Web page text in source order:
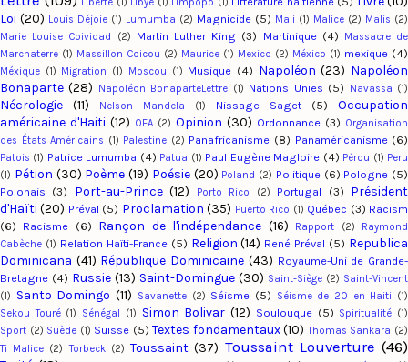
Loi (20) Louis Déjoie (1) Lumumba (2) Magnicide (5) Mali (1) Malice (2) Malis (2)
Marie Louise Coividad
(2) Martin Luther King (3) Martinique (4)
Massacre de
Marchaterre (1) Massillon Coicou (2) Maurice (1) Mexico (2) México (1) mexique (4)
Méxique (1) Migration (1) Moscou (1) Musique (4) Napoléon (23) Napoléon
Bonaparte (28) Napoléon BonaparteLettre (1) Nations Unies (5) Navassa (1)
Nécrologie (11) Nelson Mandela (1) Nissage Saget (5)
Occupation
américaine d'Haiti (12) OEA (2) Opinion (30) Ordonnance (3) Organisation
des États Américains (1) Palestine (2) Panafricanisme (8) Panaméricanisme (6)
Patois (1) Patrice Lumumba (4) Patua (1) Paul Eugène Magloire (4) Pérou (1) Peru
(1) Pétion (30) Poème (19) Poésie (20) Poland (2) Politique (6) Pologne (5)
Polonais (3) Port-au-Prince (12) Porto Rico (2) Portugal (3) Président
d'Haïti (20) Préval (5) Proclamation (35) Puerto Rico (1) Québec (3) Racism
(6) Racisme (6) Rançon de l'indépendance (16) Rapport (2)
Raymond
Cabèche (1) Relation Haïti-France (5) Religion (14) René Préval (5) Republica
Dominicana (41) République Dominicaine (43) Royaume-Uni de Grande-
Bretagne (4) Russie (13) Saint-Domingue (30) Saint-Siège (2) Saint-Vincent
(1)
Santo Domingo (11) Savanette (2) Séisme (5) Séisme de 20 en Haiti
(1)
Sekou Touré (1) Sénégal (1) Simon Bolivar (12) Soulouque (5) Spiritualité (1)
Sport (2) Suède (1) Suisse (5) Textes fondamentaux (10) Thomas Sankara (2)
Ti Malice (2) Torbeck (2) Toussaint (37) Toussaint Louverture (46)